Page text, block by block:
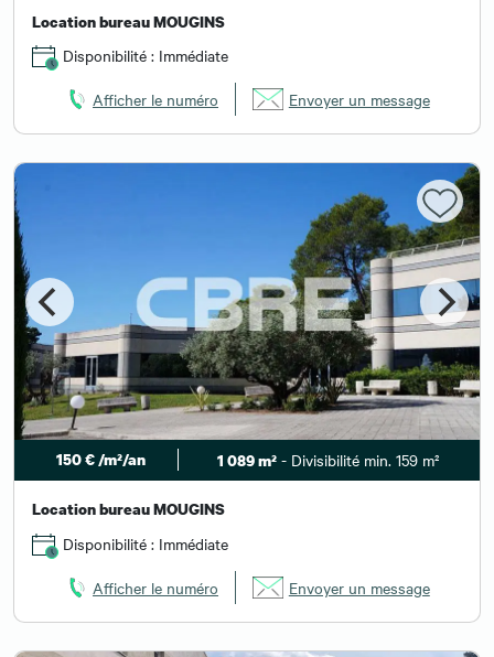
Location bureau MOUGINS
Disponibilité : Immédiate
Afficher le numéro Envoyer un message
150 € /m²/an 1 089 m²- Divisibilité min. 159 m²
Location bureau MOUGINS
Disponibilité : Immédiate
Afficher le numéro Envoyer un message